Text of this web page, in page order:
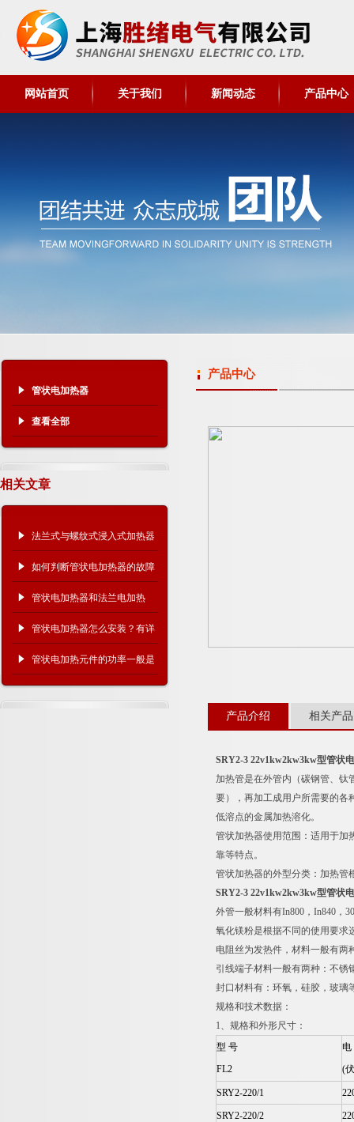
网站首页 关于我们 新闻动态 产品中心
管状电加热器
查看全部
相关文章
法兰式与螺纹式浸入式加热器
哪种更耐用、更好维护？
如何判断管状电加热器的故障
原因？
管状电加热器和法兰电加热
器、翅片电加热器有什么区
别？
管状电加热器怎么安装？有详
细的操作步骤吗？
管状电加热元件的功率一般是
多少？
产品中心
产品介绍 相关产品
SRY2-3 22v1kw2kw3kw型管状
加热管是在外管内（碳钢管、钛
要），再加工成用户所需要的各
低溶点的金属加热溶化。
管状加热器使用范围：适用于加
靠等特点。
管状加热器的外型分类：加热管
SRY2-3 22v1kw2kw3kw型管状
外管一般材料有In800，In840，
氧化镁粉是根据不同的使用要求
电阻丝为发热件，材料一般有两
引线端子材料一般有两种：不锈
封口材料有：环氧，硅胶，玻璃
规格和技术数据：
1、规格和外形尺寸：
型 号
FL2
电
(
SRY2-220/1
SRY2-220/2